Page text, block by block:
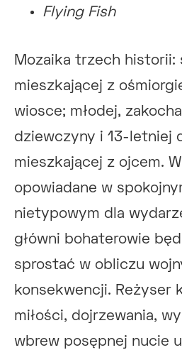
Flying Fish
Mozaika trzech historii:
mieszkającej z
wiosce; młodej,
dziewczyny i 13-letniej
mieszkającej z ojcem.
opowiadane w
nietypowym dla
główni bohaterowie
sprostać w obliczu
konsekwencji. Reżyser
miłości, dojrzewania,
wbrew posępnej nucie